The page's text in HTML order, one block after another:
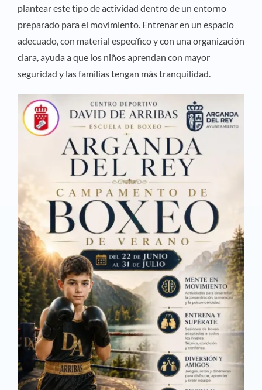
plantear este tipo de actividad dentro de un entorno
preparado para el movimiento. Entrenar en un espacio
adecuado, con material específico y con una organización
clara, ayuda a que los niños aprendan con mayor
seguridad y las familias tengan más tranquilidad.